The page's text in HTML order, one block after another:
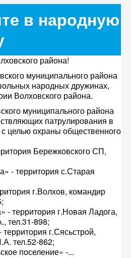
в народную
района!
муниципального района
народных дружинах,
Волховского района.
муниципального района
патрулирования в
целью охраны общественного
Бережковского СП,
- территория с.Старая
г.Волхов, командир
территория г.Новая Ладога,
тел.31-898;
г.Сясьстрой,
тел.52-862;
поселение» -...